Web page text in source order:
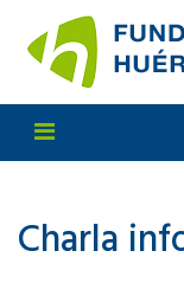
Charla